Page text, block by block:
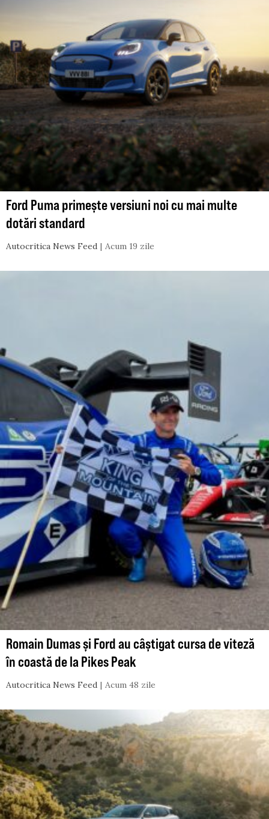
Ford Puma primește versiuni noi cu mai multe
dotări standard
Autocritica News Feed Acum 19 zile
Romain Dumas și Ford au câștigat cursa de viteză
în coastă de la Pikes Peak
Autocritica News Feed Acum 48 zile